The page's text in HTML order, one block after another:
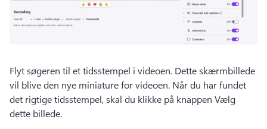
Flyt søgeren til et tidsstempel i videoen. Dette skærmbillede
vil blive den nye miniature for videoen. Når du har fundet
det rigtige tidsstempel, skal du klikke på knappen Vælg
dette billede.